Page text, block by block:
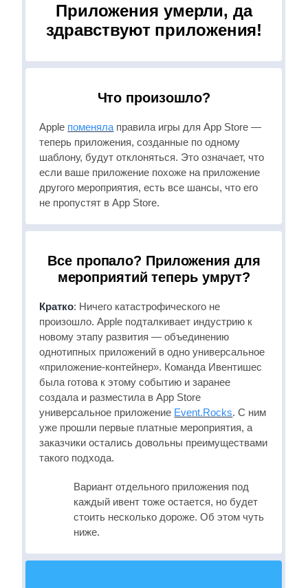
Приложения умерли,да
здравствуют приложения!
Что произошло?
Apple поменяла правила игры для App Store —
теперь приложения, созданные по одному
шаблону, будут отклоняться. Это означает, что
если ваше приложение похоже на приложение
другого мероприятия, есть все шансы, что его
не пропустят в App Store.
Все пропало? Приложения для
мероприятий теперь умрут?
Кратко: Ничего катастрофического не
произошло. Apple подталкивает индустрию к
новому этапу развития — объединению
однотипных приложений в одно универсальное
«приложение-контейнер». Команда Ивентишес
была готова к этому событию и заранее
создала и разместила в App Store
универсальное приложение Event.Rocks. С ним
уже прошли первые платные мероприятия, а
заказчики остались довольны преимуществами
такого подхода.
Вариант отдельного приложения под
каждый ивент тоже остается, но будет
стоить несколько дороже. Об этом чуть
ниже.